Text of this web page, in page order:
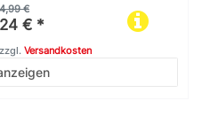
€
€ *
Versandkosten